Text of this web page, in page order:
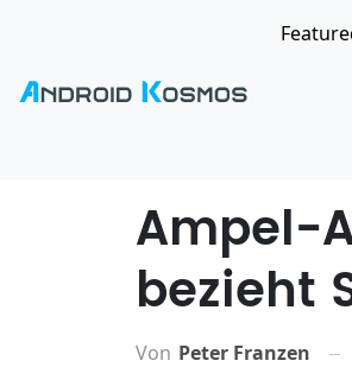
Ampel-
bezieht
Von Peter Franzen